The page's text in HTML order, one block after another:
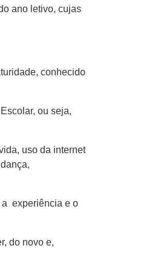
ano letivo, cujas
conhecido
ou seja,
uso da internet
a experiência e o
do novo e,